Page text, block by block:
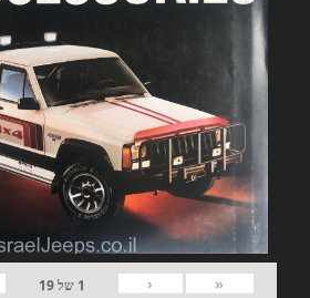
«
‹
1 של19